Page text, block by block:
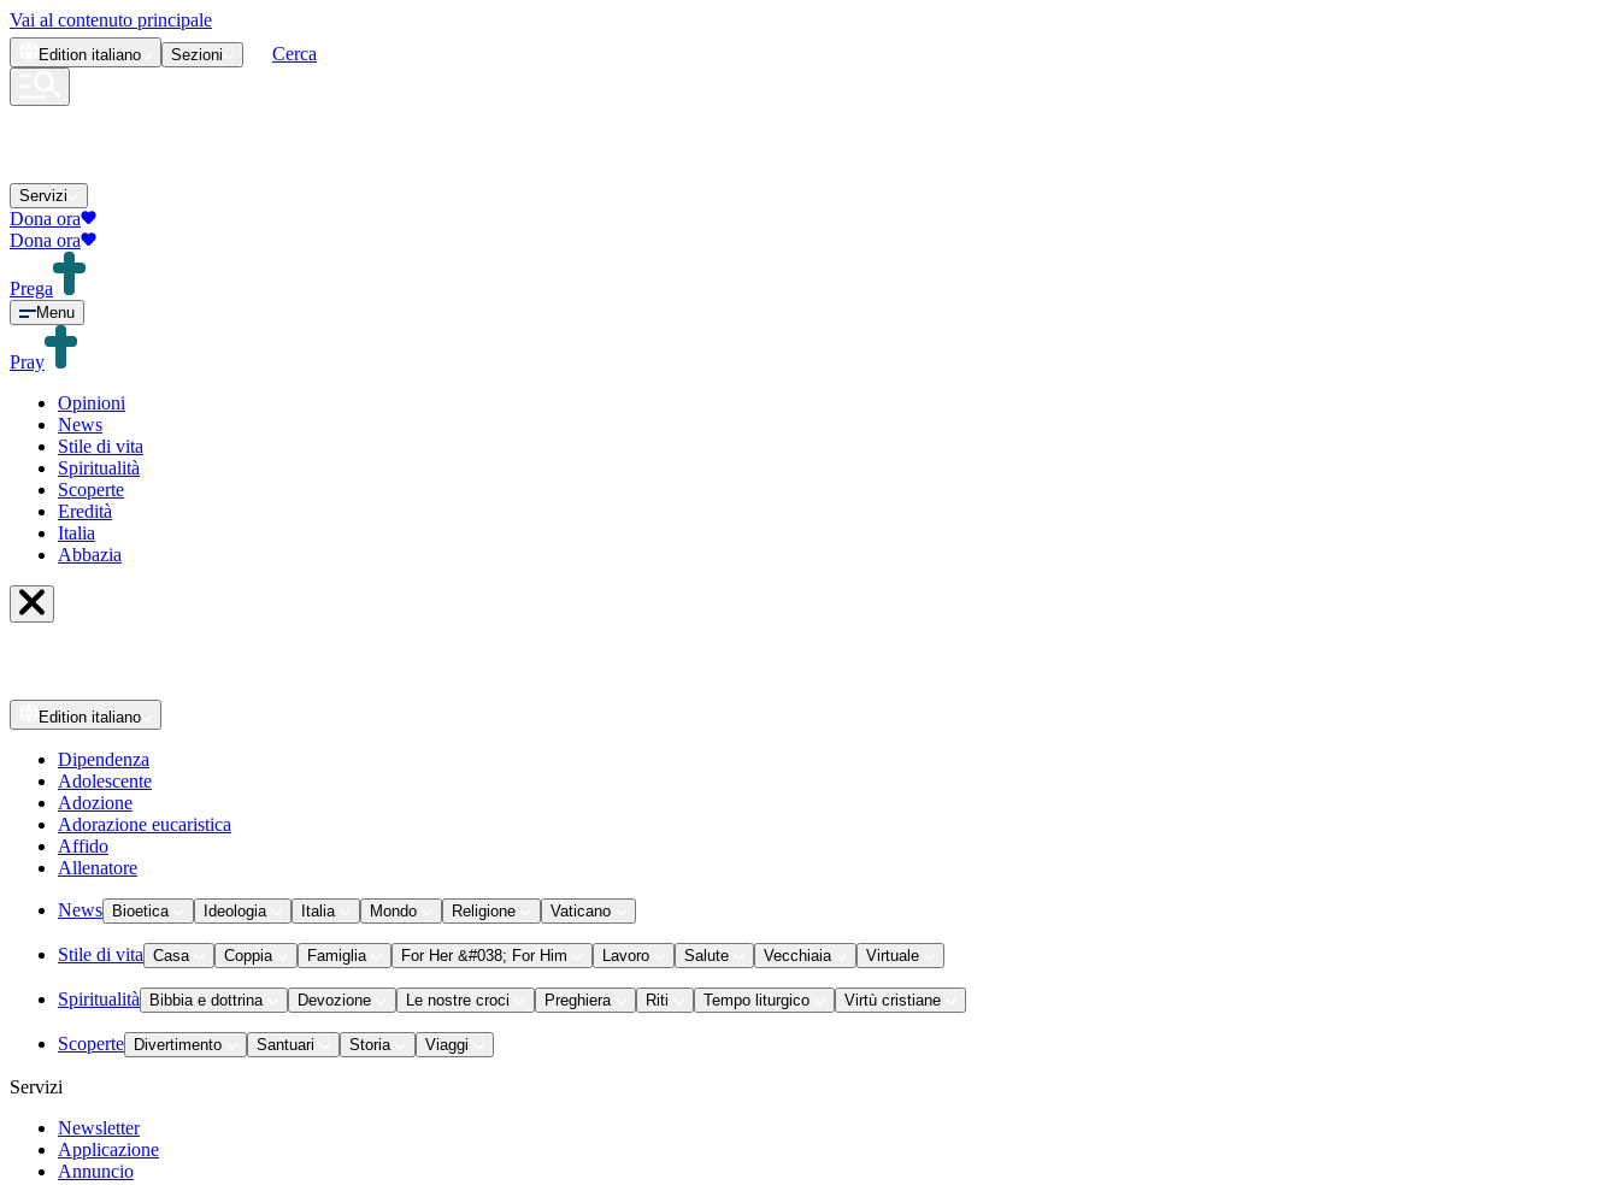
Vai al contenuto principale
Edition italiano Sezioni Cerca
Servizi
Dona ora
Dona ora
Prega
Menu
Pray
Opinioni
News
Stile di vita
Spiritualità
Scoperte
Eredità
Italia
Abbazia
Edition italiano
Dipendenza
Adolescente
Adozione
Adorazione eucaristica
Affido
Allenatore
News Bioetica Ideologia Italia Mondo Religione Vaticano
Stile di vita Casa Coppia Famiglia For Her &#038; For Him Lavoro Salute Vecchiaia Virtuale
Spiritualità Bibbia e dottrina Devozione Le nostre croci Preghiera Riti Tempo liturgico Virtù cristiane
Scoperte Divertimento Santuari Storia Viaggi
Servizi
Newsletter
Applicazione
Annuncio